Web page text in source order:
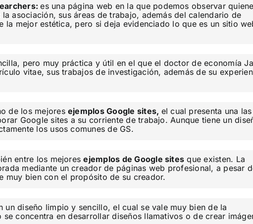
es una página web en la que podemos observar
asociación, sus áreas de trabajo, además del calendario de
la mejor estética, pero si deja evidenciado lo que es un sitio
pero muy práctica y útil en el que el doctor de economía
vitae, sus trabajos de investigación, además de su
de los mejoresejemplos Google sites, el cual presenta una las
Google sites a su corriente de trabajo. Aunque tiene un
los usos comunes de GS.
entre los mejoresejemplos de Google sites que existen. La
mediante un creador de páginas web profesional, a pesar
muy bien con el propósito de su creador.
un diseño limpio y sencillo, el cual se vale muy bien de la
concentra en desarrollar diseños llamativos o de crear